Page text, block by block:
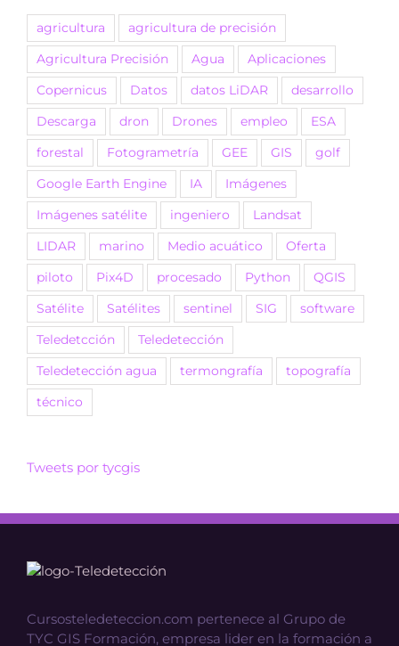
agricultura agricultura de precisión
Agricultura Precisión Agua Aplicaciones
Copernicus Datos datos LiDAR desarrollo
Descarga dron Drones empleo ESA
forestal Fotogrametría GEE GIS golf
Google Earth Engine IA Imágenes
Imágenes satélite ingeniero Landsat
LIDAR marino Medio acuático Oferta
piloto Pix4D procesado Python QGIS
Satélite Satélites sentinel SIG software
Teledetcción Teledetección
Teledetección agua termongrafía topografía
técnico
Tweets por tycgis
Cursosteledeteccion.com pertenece al Grupo de
TYC GIS Formación, empresa lider en la formación a